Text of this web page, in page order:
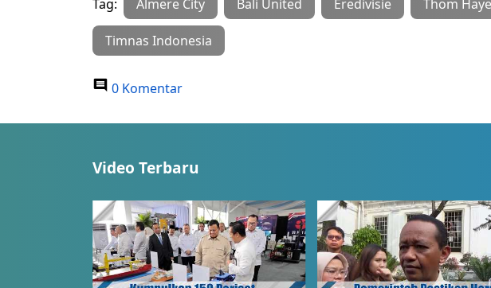
Tag: Almere City Bali United Eredivisie Thom Haye
Timnas Indonesia
0 Komentar
Video Terbaru